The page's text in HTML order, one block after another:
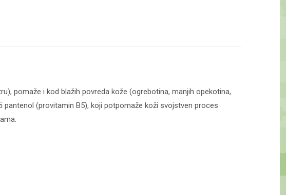
pomaže i kod blažih povreda kože (ogrebotina, manjih opekotina,
pantenol (provitamin B5), koji potpomaže koži svojstven proces